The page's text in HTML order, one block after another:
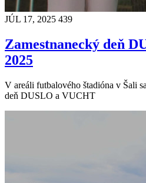
JÚL 17, 2025 439
Zamestnanecký deň
2025
V areáli futbalového štadióna v Šali
deň DUSLO a VUCHT